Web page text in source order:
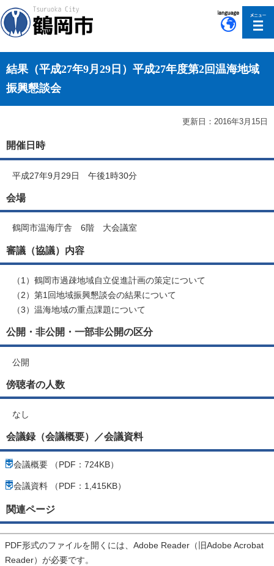
結果（平成27年9月29日）平成27年度第2回温海地域
振興懇談会
更新日：2016年3月15日
開催日時
平成27年9月29日 午後1時30分
会場
鶴岡市温海庁舎 6階 大会議室
審議（協議）内容
（1）鶴岡市過疎地域自立促進計画の策定について
（2）第1回地域振興懇談会の結果について
（3）温海地域の重点課題について
公開・非公開・一部非公開の区分
公開
傍聴者の人数
なし
会議録（会議概要）／会議資料
会議概要 （PDF：724KB）
会議資料 （PDF：1,415KB）
関連ページ
PDF形式のファイルを開くには、Adobe Reader（旧Adobe Acrobat
Reader）が必要です。